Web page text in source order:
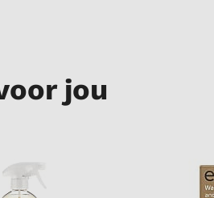
jou